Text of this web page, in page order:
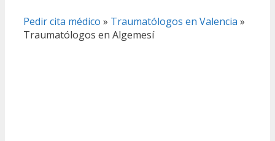
Pedir cita médico » Traumatólogos en Valencia »
Traumatólogos en Algemesí